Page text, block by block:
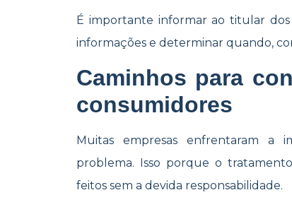
É importante informar ao titular
informações e determinar quando,
Caminhos para
consumidores
Muitas empresas enfrentaram a
problema. Isso porque o
feitos sem a devida responsabilidade.